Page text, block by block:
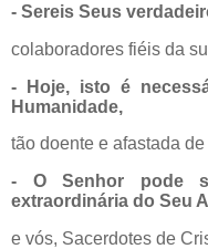
- Sereis Seus
colaboradores fiéis da
- Hoje, isto é
Humanidade,
tão doente e afastada
- O Senhor pode
extraordinária do Seu
e vós, Sacerdotes de